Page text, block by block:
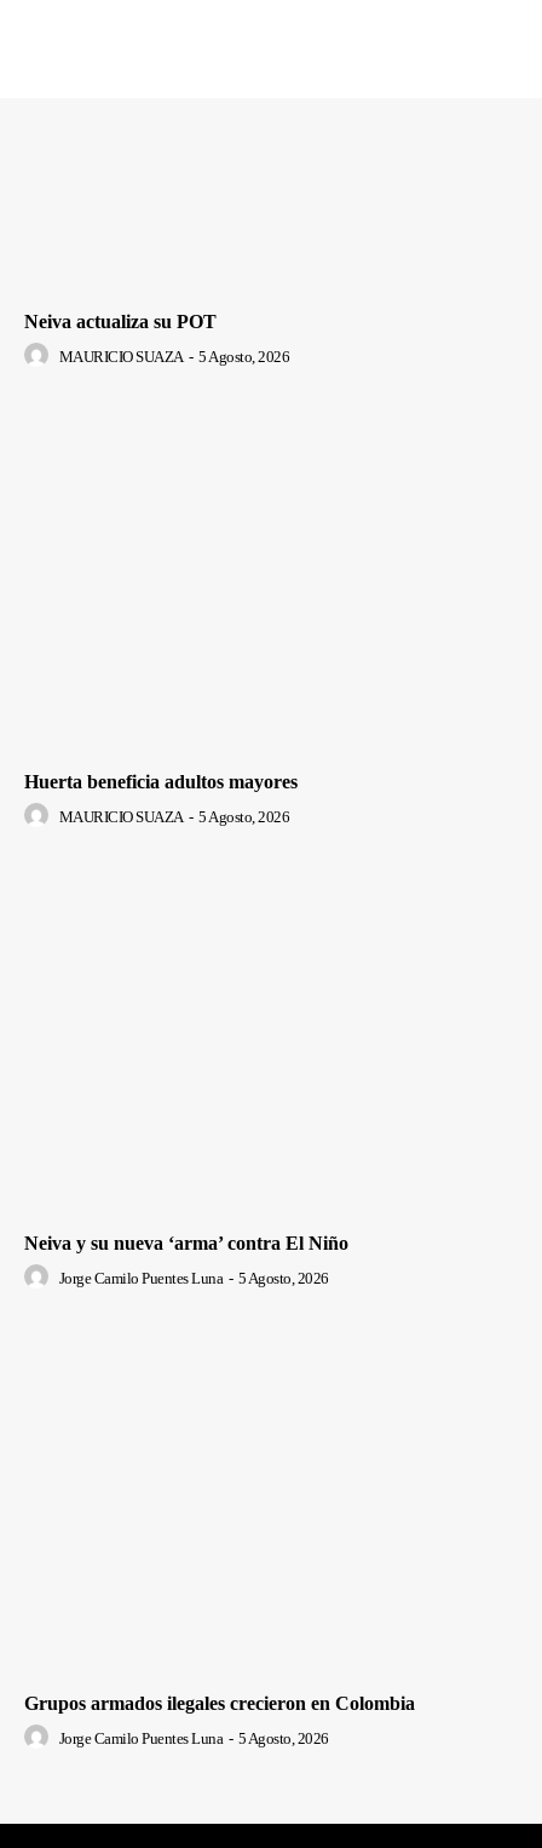
Neiva actualiza su POT
MAURICIO SUAZA - 5 Agosto, 2026
Huerta beneficia adultos mayores
MAURICIO SUAZA - 5 Agosto, 2026
Neiva y su nueva ‘arma’ contra El Niño
Jorge Camilo Puentes Luna - 5 Agosto, 2026
Grupos armados ilegales crecieron en Colombia
Jorge Camilo Puentes Luna - 5 Agosto, 2026